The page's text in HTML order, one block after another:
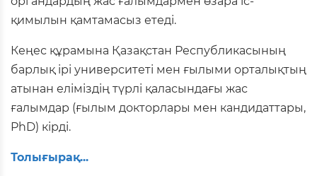
қимылын қамтамасыз етеді.
Кеңес құрамына Қазақстан Республикасының
барлық ірі университеті мен ғылыми орталықтың
атынан еліміздің түрлі қаласындағы жас
ғалымдар (ғылым докторлары мен кандидаттары,
PhD) кірді.
Толығырақ...